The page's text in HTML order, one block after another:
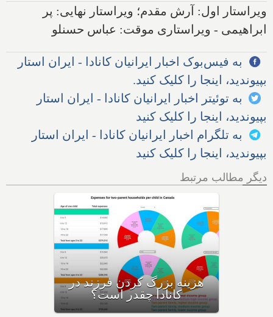
ویراستار اول: آرش مقدم؛ ویراستار نهایی: پر
ابراهیمی - ویراستاری موقت: عباس حسنلو
به فیس‌بوک اخبار ایرانیان کانادا - ایران استار
بپیوندید، اینجا را کلیک کنید.
به توئیتر اخبار ایرانیان کانادا - ایران استار
بپیوندید، اینجا را کلیک کنید
به تلگرام اخبار ایرانیان کانادا - ایران استار
بپیوندید، اینجا را کلیک کنید
دیگر مطالب مرتبط
پارتی دانشجویی در شهر
همیلتون کانادا تا اول اکتبر
ممنوع شد؛ پلیس: قانون را در
همه روزهای سال اجرا می‌کنیم